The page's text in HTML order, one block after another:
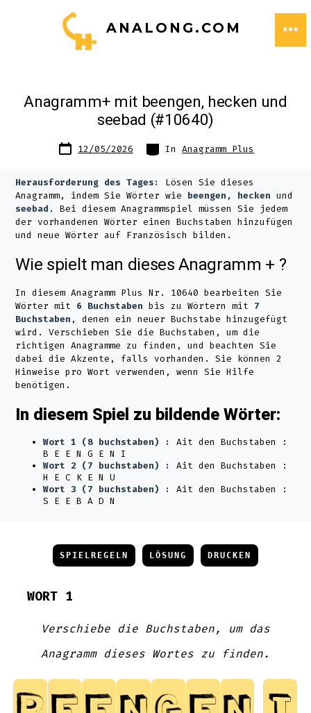
ANALONG.COM
Anagramm+ mit beengen, hecken und
seebad (#10640)
Datum
des 12/05/2026 Kategorien
InAnagramm Plus
Herausforderung des Tages:
Lösen Sie dieses
Anagramm, indem Sie Wörter wie beengen , hecken und
seebad . Bei diesem Anagrammspiel müssen Sie jedem
der vorhandenen Wörter einen Buchstaben hinzufügen
und neue Wörter auf Französisch bilden.
Wie spielt man dieses Anagramm + ?
In diesem Anagramm Plus Nr. 10640 bearbeiten Sie
Wörter mit 6 Buchstaben bis zu Wörtern mit 7
Buchstaben , denen ein neuer Buchstabe hinzugefügt
wird. Verschieben Sie die Buchstaben, um die
richtigen Anagramme zu finden, und beachten Sie
dabei die Akzente, falls vorhanden. Sie können 2
Hinweise pro Wort verwenden, wenn Sie Hilfe
benötigen.
In diesem Spiel zu bildende Wörter:
Wort 1 (8 buchstaben) :
Ait den Buchstaben :
B E E N G E N I
Wort 2 (7 buchstaben) :
Ait den Buchstaben :
H E C K E N U
Wort 3 (7 buchstaben) :
Ait den Buchstaben :
S E E B A D N
SPIELREGELN LÖSUNG DRUCKEN
WORT 1
Verschiebe die Buchstaben, um das
Anagramm dieses Wortes zu finden.